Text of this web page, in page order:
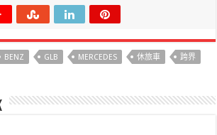
BENZ GLB MERCEDES 休旅車 跨界